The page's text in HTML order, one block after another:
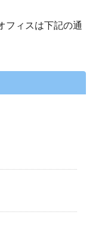
フィスは下記の通